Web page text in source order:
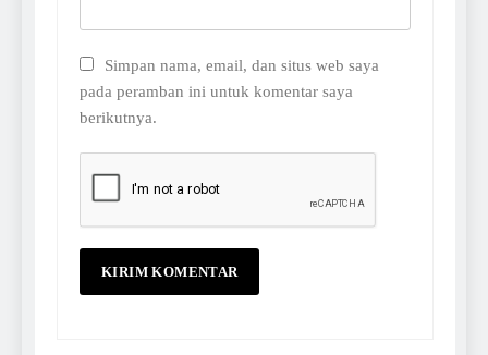
Simpan nama, email, dan situs web saya
pada peramban ini untuk komentar saya
berikutnya.